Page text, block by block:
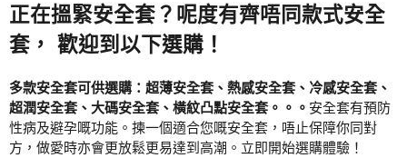
正在搵緊安全套？呢度有齊唔同款式安全
套， 歡迎到以下選購！
多款安全套可供選購：超薄安全套、熱感安全套、冷感安全套、
超潤安全套、大碼安全套、橫紋凸點安全套。。。 安全套有預防
性病及避孕嘅功能。揀一個適合您嘅安全套，唔止保障你同對
方，做愛時亦會更放鬆更易達到高潮。立即開始選購體驗！